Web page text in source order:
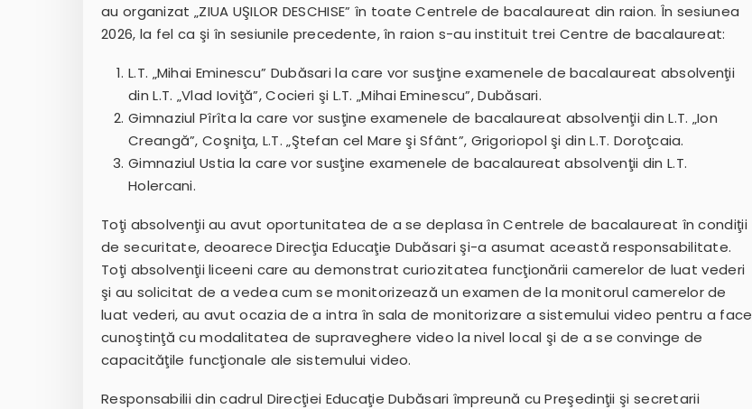
au organizat „ZIUA UŞILOR DESCHISE” în toate Centrele de bacalaureat din raion. În sesiunea
2026, la fel ca şi în sesiunile precedente, în raion s-au instituit trei Centre de bacalaureat:
L.T. „Mihai Eminescu” Dubăsari la care vor susţine examenele de bacalaureat absolvenţii
din L.T. „Vlad Ioviţă”, Cocieri şi L.T. „Mihai Eminescu”, Dubăsari.
Gimnaziul Pîrîta la care vor susţine examenele de bacalaureat absolvenţii din L.T. „Ion
Creangă”, Coşniţa, L.T. „Ştefan cel Mare şi Sfânt”, Grigoriopol şi din L.T. Doroţcaia.
Gimnaziul Ustia la care vor susţine examenele de bacalaureat absolvenţii din L.T.
Holercani.
Toţi absolvenţii au avut oportunitatea de a se deplasa în Centrele de bacalaureat în condiţii
de securitate, deoarece Direcţia Educaţie Dubăsari şi-a asumat această responsabilitate.
Toţi absolvenţii liceeni care au demonstrat curiozitatea funcţionării camerelor de luat vederi
şi au solicitat de a vedea cum se monitorizează un examen de la monitorul camerelor de
luat vederi, au avut ocazia de a intra în sala de monitorizare a sistemului video pentru a face
cunoştinţă cu modalitatea de supraveghere video la nivel local şi de a se convinge de
capacităţile funcţionale ale sistemului video.
Responsabilii din cadrul Direcţiei Educaţie Dubăsari împreună cu Preşedinţii şi secretarii